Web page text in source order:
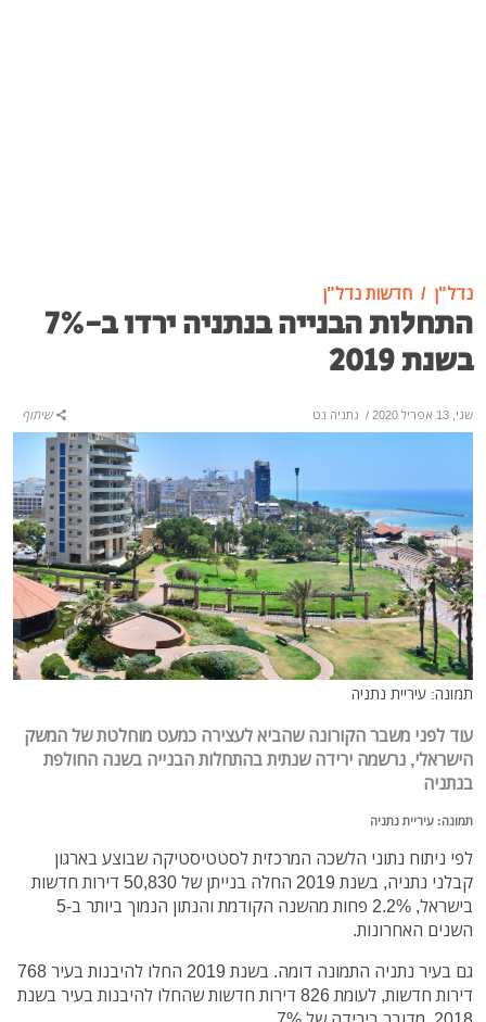
נדל"ן חדשות נדל"ן
התחלות הבנייה בנתניה ירדו ב-7%
בשנת 2019
שני, 13 אפריל 2020 / נתניה נט שיתוף
תמונה: עיריית נתניה
עוד לפני משבר הקורונה שהביא לעצירה כמעט מוחלטת של המשק
הישראלי, נרשמה ירידה שנתית בהתחלות הבנייה בשנה החולפת
בנתניה
תמונה: עיריית נתניה
לפי ניתוח נתוני הלשכה המרכזית לסטטיסטיקה שבוצע בארגון
קבלני נתניה, בשנת 2019 החלה בנייתן של 50,830 דירות חדשות
בישראל, 2.2% פחות מהשנה הקודמת והנתון הנמוך ביותר ב-5
השנים האחרונות.
גם בעיר נתניה התמונה דומה. בשנת 2019 החלו להיבנות בעיר 768
דירות חדשות, לעומת 826 דירות חדשות שהחלו להיבנות בעיר בשנת